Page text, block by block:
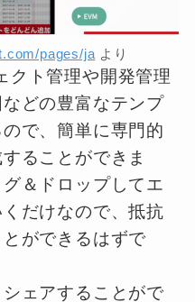
pages/ja より
クト管理や開発管理
どの豊富なテンプ
で、簡単に専門的
ることができま
＆ドロップしてエ
だけなので、抵抗
ができるはずで
ェアすることがで